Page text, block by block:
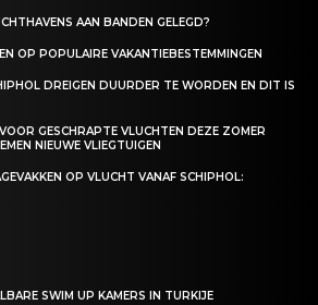
AAN BANDEN GELEGD?
OP POPULAIRE VAKANTIEBESTEMMINGEN
DREIGEN DUURDER TE WORDEN EN DIT IS
GESCHRAPTE VLUCHTEN DEZE ZOMER
NIEUWE VLIEGTUIGEN
OP VLUCHT VANAF SCHIPHOL:
SWIM UP KAMERS IN TURKIJE